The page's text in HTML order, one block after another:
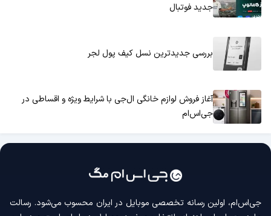
جدید فوتبال
بررسی جدیدترین نسل کیف پول لجر
آغاز فروش لوازم خانگی ال‌جی با شرایط ویژه و اقساطی در
جی‌اس‌ام
جی‌اس‌ام، اولین رسانه‌ تخصصی موبایل در ایران محسوب می‌شود. رسالت